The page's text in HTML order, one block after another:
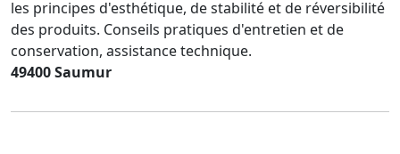
les principes d'esthétique, de stabilité et de réversibilité
des produits. Conseils pratiques d'entretien et de
conservation, assistance technique.
49400 Saumur